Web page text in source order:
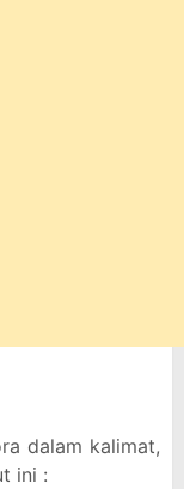
dalam kalimat,
ini :